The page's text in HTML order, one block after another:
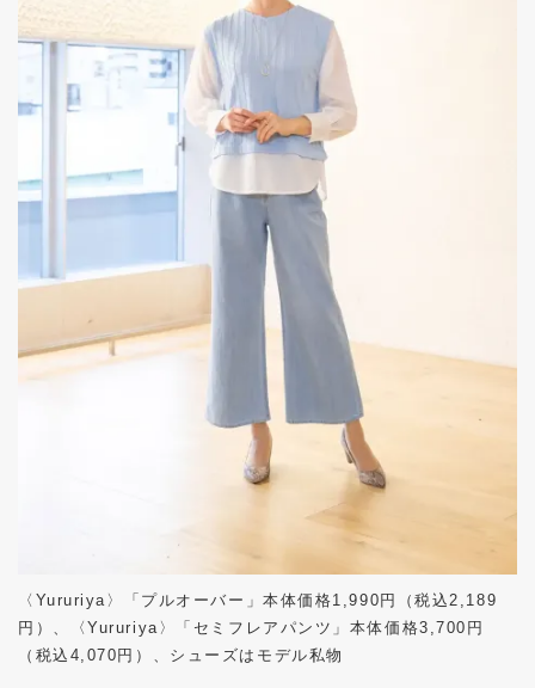
〈Yururiya〉「プルオーバー」本体価格1,990円（税込2,189
円）、〈Yururiya〉「セミフレアパンツ」本体価格3,700円
（税込4,070円）、シューズはモデル私物